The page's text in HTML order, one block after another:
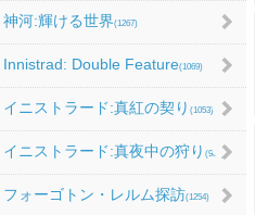
神河:輝ける世界(1267)
Innistrad: Double Feature(1069)
イニストラード:真紅の契り (1053)
イニストラード:真夜中の狩り (986)
フォーゴトン・レルム探訪(1254)